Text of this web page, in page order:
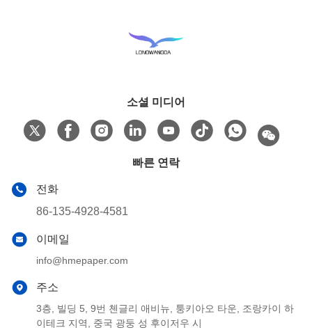
소셜 미디어
빠른 연락
전화
86-135-4928-4581
이메일
info@hmepaper.com
주소
3층, 빌딩 5, 9번 첸글리 애비뉴, 퉁키아오 타운, 조랑카이 하
이테크 지역, 중국 광둥 성 후이저우 시